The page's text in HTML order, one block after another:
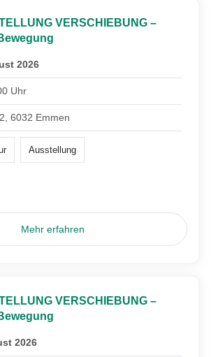
VERSCHIEBUNG –
2026
Uhr
6032 Emmen
Ausstellung
Mehr erfahren
VERSCHIEBUNG –
2026